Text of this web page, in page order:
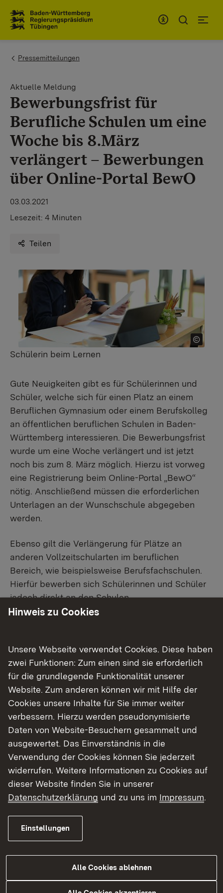
You are here:
Pressemitteilungen
Aktuelle Meldung
Bewerbungsfrist für
Berufliche Schulen um eine
Woche bis 8.März
verlängert – Bewerbungen
über Online-Portal BewO
03.03.2021
Lesezeit: 4 Minuten
Teilen
Schülerin beim Lernen
Gute Neuigkeiten gibt es für Schülerinnen und
Schüler, welche sich für einen Platz an einem
Beruflichen Gymnasium oder einem Berufskolleg
an öffentlichen beruflichen Schulen in Baden-
Württemberg interessieren. Die Bewerbungsfrist
wurde um eine Woche verlängert und ist jetzt
noch bis zum 8. März möglich. Hierzu ist vorweg
eine Registrierung beim Online-Portal „BewO“
nötig. Anschließend müssen die erforderlichen
Unterlagen an der Wunschschule abgegeben
werden.
Ebenso gilt die Verlängerung für Plätze an
anderen Vollzeitschularten im beruflichen
Bereich, wie beispielsweise Berufsfachschulen.
Hierfür bewerben sich Schülerinnen und Schüler
jedoch direkt an den Schulen.
Ausnahmen – an Berufskolleg in Voll- und Teilzeit
werden über das Online-Bewerbungsverfahren
(BewO) vergeben. Das Onlineportal bietet einen
Überblick über rund 39.000 Schulplätze
zahlreicher Bildungsangebote, für die sich die
Schülerinnen und Schüler mit nur einem Antrag
bewerben können – unabhängig von der
beruflichen Richtung und dem Ort der Schule.
Dies verschafft Orientierung für Schülerinnen und
Schüler in dem großen Angebot an diversen
Bildungswegen mit verschiedenen beruflichen
Ausrichtungen und ermöglicht den
mehrfach bewerben müssen. Das zentralisierte
Verfahren vereinfacht zudem die Planung für die
Ausführliche Informationen zum
Hinweis zu Cookies
Unsere Webseite verwendet Cookies. Diese haben
zwei Funktionen: Zum einen sind sie erforderlich
für die grundlegende Funktionalität unserer
Website. Zum anderen können wir mit Hilfe der
Cookies unsere Inhalte für Sie immer weiter
verbessern. Hierzu werden pseudonymisierte
Daten von Website-Besuchern gesammelt und
ausgewertet. Das Einverständnis in die
Verwendung der Cookies können Sie jederzeit
widerrufen. Weitere Informationen zu Cookies auf
dieser Website finden Sie in unserer
Datenschutzerklärung und zu uns im Impressum.
Einstellungen
Alle Cookies ablehnen